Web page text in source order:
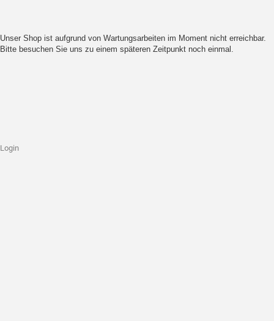
Unser Shop ist aufgrund von Wartungsarbeiten im Moment nicht erreichbar.
Bitte besuchen Sie uns zu einem späteren Zeitpunkt noch einmal.
Login